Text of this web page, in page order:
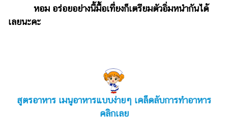
หอม อร่อยอย่างนี้มื้อเที่ยงก็เตรียมตัวอิ่มหนำกันได้
เลยนะคะ
สูตรอาหาร เมนูอาหารแบบง่ายๆ เคล็ดลับการทำอาหาร
คลิกเลย